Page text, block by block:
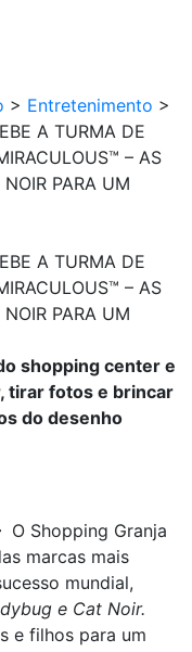
> Entretenimento >
A TURMA DE
– AS
PARA UM
A TURMA DE
– AS
PARA UM
shopping center e
tirar fotos e brincar
do desenho
O Shopping Granja
marcas mais
mundial,
e Cat Noir.
e filhos para um